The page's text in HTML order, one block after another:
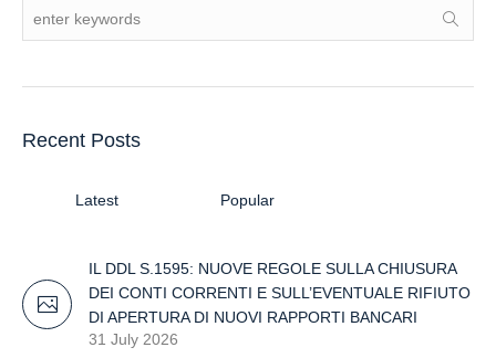
Recent Posts
Latest Popular
IL DDL S.1595: NUOVE REGOLE SULLA CHIUSURA
DEI CONTI CORRENTI E SULL’EVENTUALE RIFIUTO
DI APERTURA DI NUOVI RAPPORTI BANCARI
31 July 2026